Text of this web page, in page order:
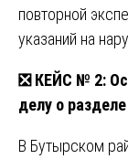
повторной
указаний на
❎КЕЙС № 2:
делу о
В Бутырском